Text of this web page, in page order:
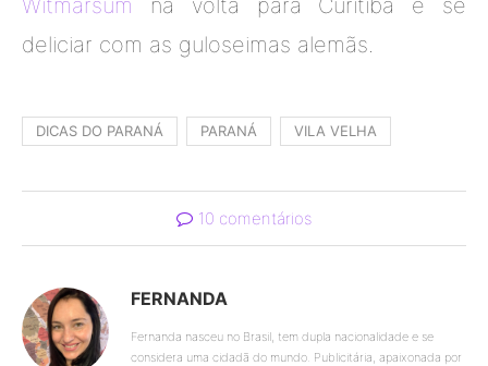
deliciar com as guloseimas alemãs.
DICAS DO PARANÁ PARANÁ VILA VELHA
10 comentários
FERNANDA
Fernanda nasceu no Brasil, tem dupla nacionalidade e se
considera uma cidadã do mundo. Publicitária, apaixonada por